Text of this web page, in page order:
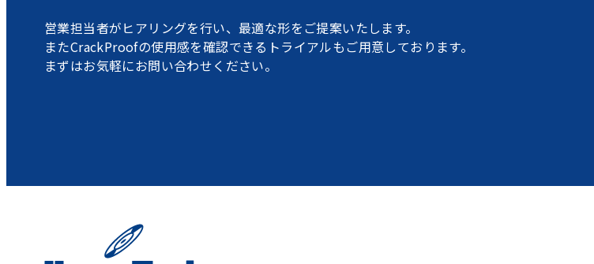
営業担当者がヒアリングを行い、最適な形をご提案いたします。
またCrackProofの使用感を確認できるトライアルもご用意しております。
まずはお気軽にお問い合わせください。